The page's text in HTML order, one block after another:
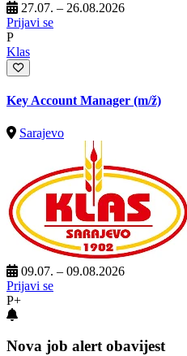
27.07. – 26.08.2026
Prijavi se
P
Klas
Key Account Manager (m/ž)
Sarajevo
09.07. – 09.08.2026
Prijavi se
P+
Nova job alert obavijest